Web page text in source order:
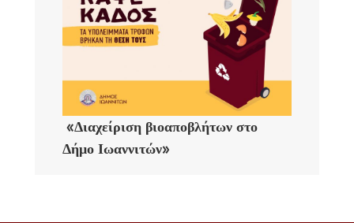
«Διαχείριση βιοαποβλήτων στο
Δήμο Ιωαννιτών»